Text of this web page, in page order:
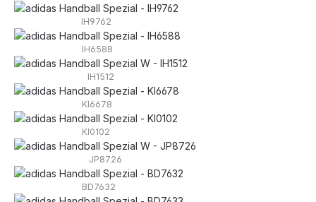
IH9762
IH6588
IH1512
KI6678
KI0102
JP8726
BD7632